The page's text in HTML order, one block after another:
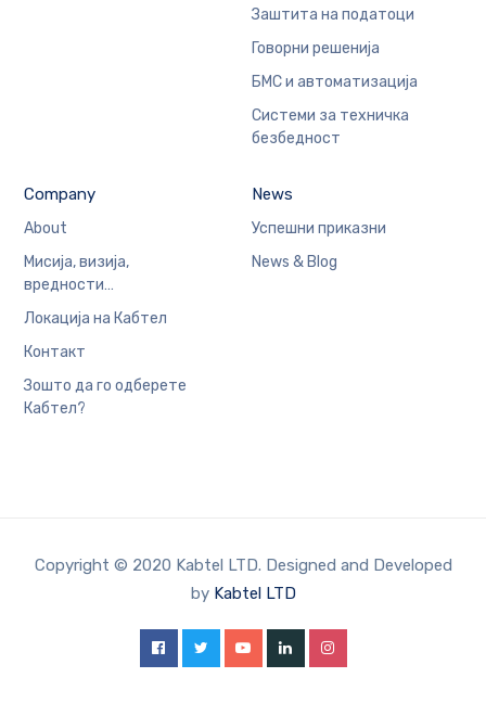
Заштита на податоци
Говорни решенија
БМС и автоматизација
Системи за техничка
безбедност
Company
About
Мисија, визија,
вредности…
Локација на Кабтел
Контакт
Зошто да го одберете
Кабтел?
News
Успешни приказни
News & Blog
Copyright © 2020 Kabtel LTD. Designed and Developed
by Kabtel LTD